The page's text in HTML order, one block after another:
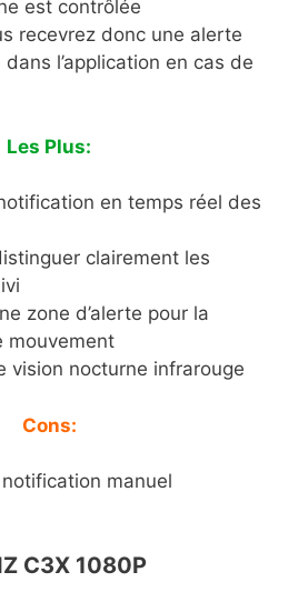
est contrôlée
recevrez donc une alerte
l’application en cas de
Les Plus:
en temps réel des
clairement les
zone d’alerte pour la
mouvement
vision nocturne infrarouge
Cons:
manuel
C3X 1080P